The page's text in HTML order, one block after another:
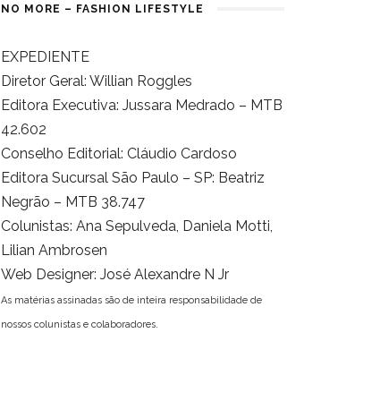
NO MORE – FASHION LIFESTYLE
EXPEDIENTE
Diretor Geral: Willian Roggles
Editora Executiva: Jussara Medrado – MTB
42.602
Conselho Editorial: Cláudio Cardoso
Editora Sucursal São Paulo – SP: Beatriz
Negrão – MTB 38.747
Colunistas: Ana Sepulveda, Daniela Motti,
Lilian Ambrosen
Web Designer: José Alexandre N Jr
As matérias assinadas são de inteira responsabilidade de
nossos colunistas e colaboradores.